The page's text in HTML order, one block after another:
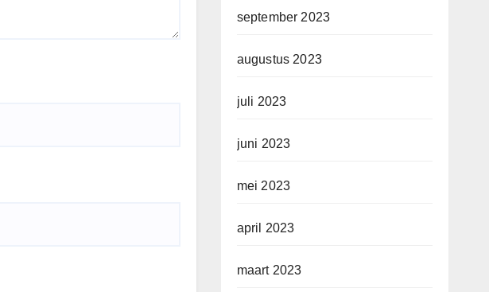
september 2023
augustus 2023
juli 2023
juni 2023
mei 2023
april 2023
maart 2023